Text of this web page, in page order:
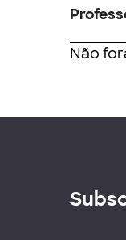
Não